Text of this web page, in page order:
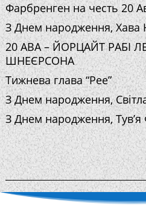
Фарбренген на честь 20
З Днем народження, Хава
20 АВА – ЙОРЦАЙТ РАБІ
ШНЕЄРСОНА
Тижнева глава “Рее”
З Днем народження,
З Днем народження, Тув’я